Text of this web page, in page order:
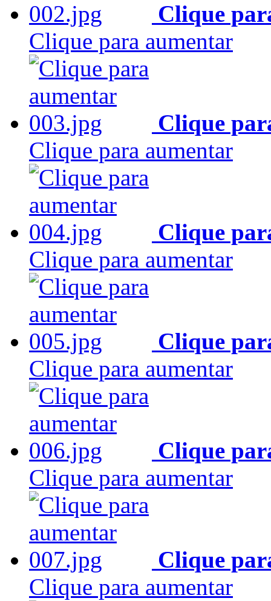
Clique
Clique para aumentar
Clique
Clique para aumentar
Clique
Clique para aumentar
Clique
Clique para aumentar
Clique
Clique para aumentar
Clique
Clique para aumentar